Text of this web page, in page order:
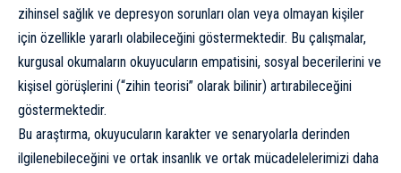
zihinsel sağlık ve depresyon sorunları olan veya olmayan kişiler
için özellikle yararlı olabileceğini göstermektedir. Bu çalışmalar,
kurgusal okumaların okuyucuların empatisini, sosyal becerilerini ve
kişisel görüşlerini (“zihin teorisi” olarak bilinir) artırabileceğini
göstermektedir.
Bu araştırma, okuyucuların karakter ve senaryolarla derinden
ilgilenebileceğini ve ortak insanlık ve ortak mücadelelerimizi daha